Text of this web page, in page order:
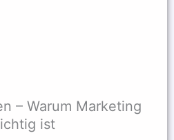
– Warum Marketing
ist